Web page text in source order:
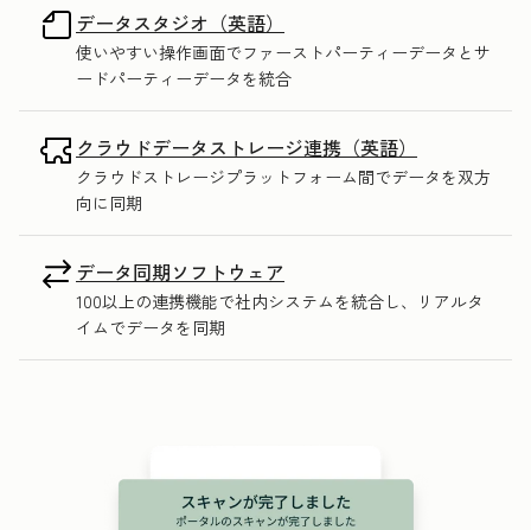
データスタジオ（英語）
使いやすい操作画面でファーストパーティーデータとサ
ードパーティーデータを統合
クラウドデータストレージ連携（英語）
クラウドストレージプラットフォーム間でデータを双方
向に同期
データ同期ソフトウェア
100以上の連携機能で社内システムを統合し、リアルタ
イムでデータを同期